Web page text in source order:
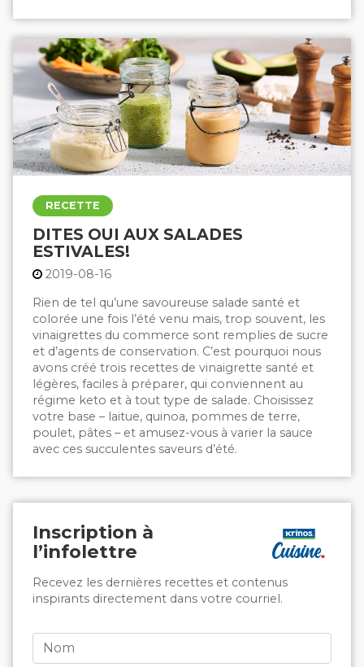
RECETTE
DITES OUI AUX SALADES
ESTIVALES!
2019-08-16
Rien de tel qu’une savoureuse salade santé et
colorée une fois l’été venu mais, trop souvent, les
vinaigrettes du commerce sont remplies de sucre
et d’agents de conservation. C’est pourquoi nous
avons créé trois recettes de vinaigrette santé et
légères, faciles à préparer, qui conviennent au
régime keto et à tout type de salade. Choisissez
votre base – laitue, quinoa, pommes de terre,
poulet, pâtes – et amusez-vous à varier la sauce
avec ces succulentes saveurs d’été.
Inscription à
l’infolettre
Recevez les dernières recettes et contenus
inspirants directement dans votre courriel.